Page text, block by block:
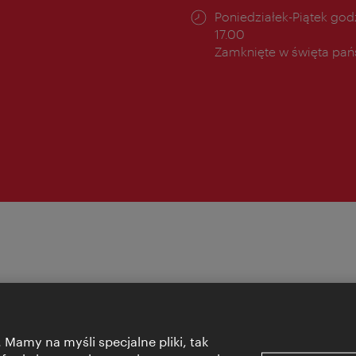
Godziny
otwarcia:
Poniedziałek-Piątek
17.00
Zamknięte w święta
na myśli specjalne pliki, tak